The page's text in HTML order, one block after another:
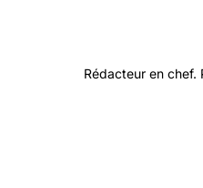
Rédacteur en